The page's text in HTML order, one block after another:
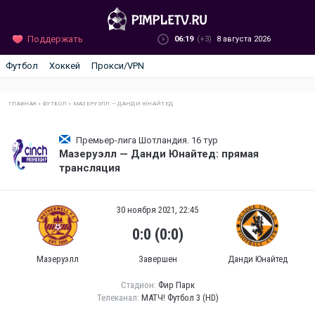
Поддержать 06:19 (+3) 8 августа 2026
Футбол Хоккей Прокси/VPN
ГЛАВНАЯ »ФУТБОЛ » МАЗЕРУЭЛЛ — ДАНДИ ЮНАЙТЕД
Премьер-лига Шотландия. 16 тур
Мазеруэлл — Данди Юнайтед: прямая
трансляция
Мазеруэлл
30 ноября 2021, 22:45
0:0 (0:0)
Завершен Данди Юнайтед
Стадион: Фир Парк
Телеканал: МАТЧ! Футбол 3 (HD)